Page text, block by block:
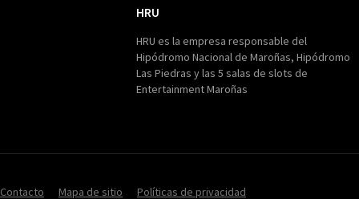
HRU
HRU es la empresa responsable del
Hipódromo Nacional de Maroñas, Hipódromo
Las Piedras y las 5 salas de slots de
Entertainment Maroñas
Contacto Mapa de sitio Políticas de privacidad